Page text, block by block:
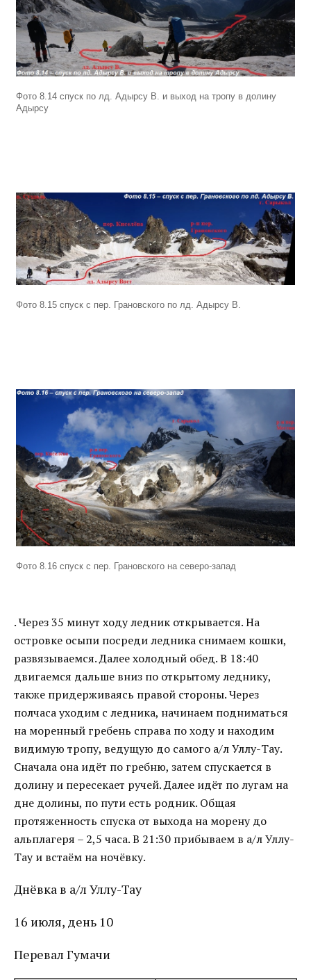
Фото 8.14 спуск по лд. Адырсу В. и выход на тропу в долину
Адырсу
Фото 8.15 спуск с пер. Грановского по лд. Адырсу В.
Фото 8.16 спуск с пер. Грановского на северо-запад
. Через 35 минут ходу ледник открывается. На
островке осыпи посреди ледника снимаем кошки,
развязываемся. Далее холодный обед. В 18:40
двигаемся дальше вниз по открытому леднику,
также придерживаясь правой стороны. Через
полчаса уходим с ледника, начинаем подниматься
на моренный гребень справа по ходу и находим
видимую тропу, ведущую до самого а/л Уллу-Тау.
Сначала она идёт по гребню, затем спускается в
долину и пересекает ручей. Далее идёт по лугам на
дне долины, по пути есть родник. Общая
протяженность спуска от выхода на морену до
альплагеря – 2,5 часа. В 21:30 прибываем в а/л Уллу-
Тау и встаём на ночёвку.
Днёвка в а/л Уллу-Тау
16 июля, день 10
Перевал Гумачи